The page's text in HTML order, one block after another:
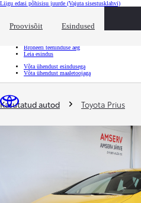
Liigu edasi põhisisu juurde (Vajuta sisestusklahvi)
Proovisõit Esindused
Kiirtee Klõpsa kiirtee ülekatte sulgemiseks
Broneeri teeninduse aeg
Leia esindus
Võta ühendust esindusega
Võta ühendust maaletoojaga
Sina oled siin
Kasutatud autod Toyota Prius